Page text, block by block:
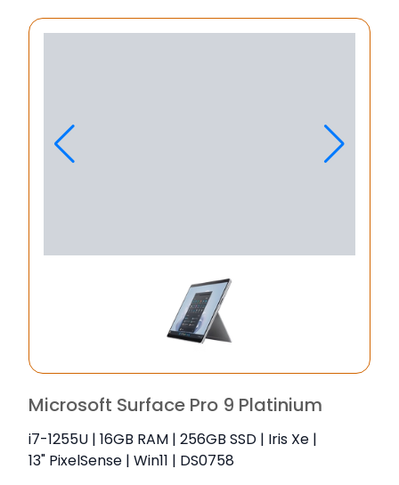
Microsoft Surface Pro 9 Platinium
i7-1255U | 16GB RAM | 256GB SSD | Iris Xe |
13" PixelSense | Win11 | DS0758